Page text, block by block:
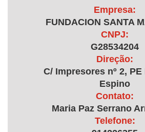
Empresa:
FUNDACION SANTA
CNPJ:
G28534204
Direção:
C/ Impresores nº 2, PE
Espino
Contato:
Maria Paz Serrano
Telefone: